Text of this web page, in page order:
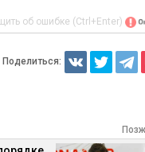
об ошибке (Ctrl+Enter)
Поделиться: